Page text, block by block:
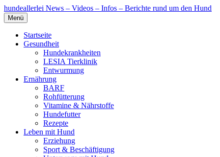
hundeallerlei News – Videos – Infos – Berichte rund um den Hund
Menü
Startseite
Gesundheit
Hundekrankheiten
LESIA Tierklinik
Entwurmung
Ernährung
BARF
Rohfütterung
Vitamine & Nährstoffe
Hundefutter
Rezepte
Leben mit Hund
Erziehung
Sport & Beschäftigung